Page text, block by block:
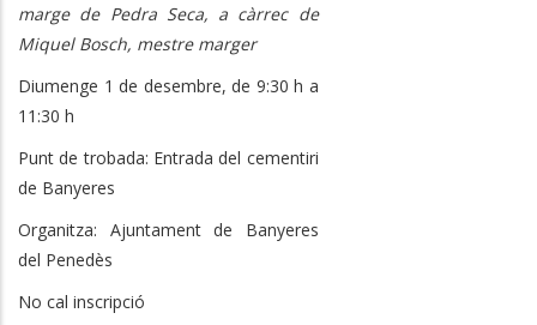
marge de Pedra Seca, a càrrec de
Miquel Bosch, mestre marger
Diumenge 1 de desembre, de 9:30 h a
11:30 h
Punt de trobada: Entrada del cementiri
de Banyeres
Organitza: Ajuntament de Banyeres
del Penedès
No cal inscripció